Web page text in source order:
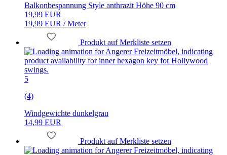
Balkonbespannung Style anthrazit Höhe 90 cm
19,99 EUR
19,99 EUR / Meter
Produkt auf Merkliste setzen
5
(4)
Windgewichte dunkelgrau
14,99 EUR
Produkt auf Merkliste setzen